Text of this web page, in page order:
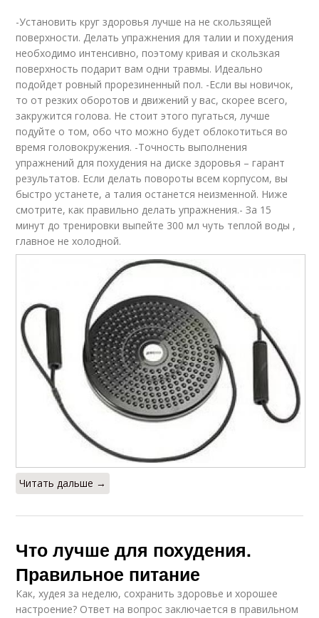
-Установить круг здоровья лучше на не скользящей
поверхности. Делать упражнения для талии и похудения
необходимо интенсивно, поэтому кривая и скользкая
поверхность подарит вам одни травмы. Идеально
подойдет ровный прорезиненный пол. -Если вы новичок,
то от резких оборотов и движений у вас, скорее всего,
закружится голова. Не стоит этого пугаться, лучше
подуйте о том, обо что можно будет облокотиться во
время головокружения. -Точность выполнения
упражнений для похудения на диске здоровья – гарант
результатов. Если делать повороты всем корпусом, вы
быстро устанете, а талия останется неизменной. Ниже
смотрите, как правильно делать упражнения.- За 15
минут до тренировки выпейте 300 мл чуть теплой воды ,
главное не холодной.
Читать дальше →
Что лучше для похудения.
Правильное питание
Как, худея за неделю, сохранить здоровье и хорошее
настроение? Ответ на вопрос заключается в правильном